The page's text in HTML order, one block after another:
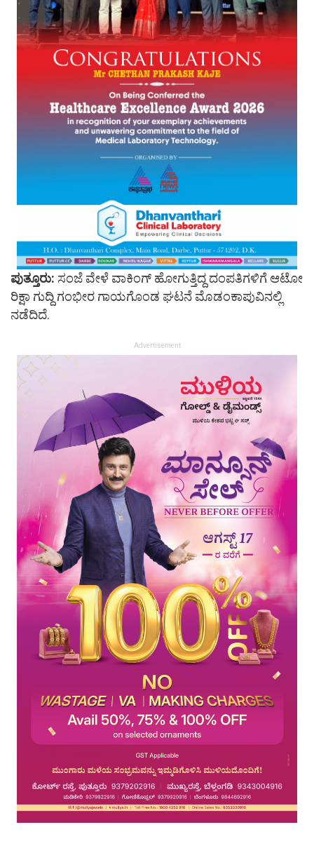
ಪುತ್ತೂರು: ಸಂಜೆ ವೇಳೆ ವಾಕಿಂಗ್ ಹೋಗುತ್ತಿದ್ದ ದಂಪತಿಗಳಿಗೆ ಆಟೋ
ರಿಕ್ಷಾ ಗುದ್ದಿ ಗಂಭೀರ ಗಾಯಗೊಂಡ ಘಟನೆ ಮೊಡಂಕಾಪುವಿನಲ್ಲಿ
ನಡೆದಿದೆ.
Advertisement